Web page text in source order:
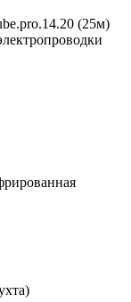
(25м)